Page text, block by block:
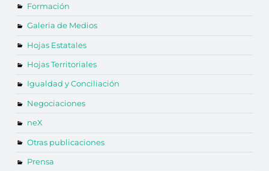
Formación
Galeria de Medios
Hojas Estatales
Hojas Territoriales
Igualdad y Conciliación
Negociaciones
neX
Otras publicaciones
Prensa